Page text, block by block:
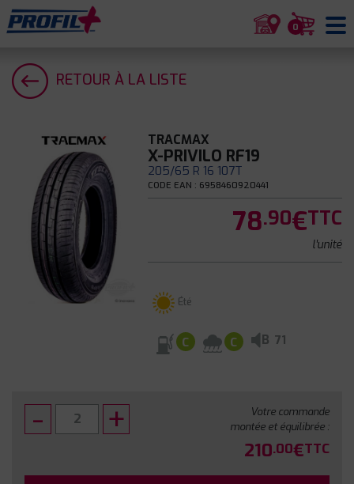
0
RETOUR À LA LISTE
TRACMAX
X-PRIVILO RF19
205/65 R 16 107T
CODE EAN : 6958460920441
78.90€TTC
l'unité
Été
C C B 71
Votre commande
montée et équilibrée :
210.00€TTC